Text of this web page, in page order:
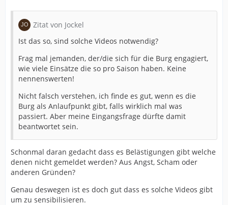
Zitat von Jockel
Ist das so, sind solche Videos notwendig?
Frag mal jemanden, der/die sich für die Burg engagiert,
wie viele Einsätze die so pro Saison haben. Keine
nennenswerten!
Nicht falsch verstehen, ich finde es gut, wenn es die
Burg als Anlaufpunkt gibt, falls wirklich mal was
passiert. Aber meine Eingangsfrage dürfte damit
beantwortet sein.
Schonmal daran gedacht dass es Belästigungen gibt welche
denen nicht gemeldet werden? Aus Angst, Scham oder
anderen Gründen?
Genau deswegen ist es doch gut dass es solche Videos gibt
um zu sensibilisieren.